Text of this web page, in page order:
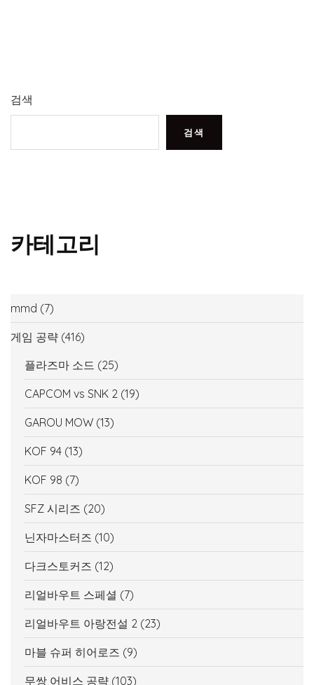
검색
검색
카테고리
mmd (7)
게임 공략 (416)
플라즈마 소드 (25)
CAPCOM vs SNK 2 (19)
GAROU MOW (13)
KOF 94 (13)
KOF 98 (7)
SFZ 시리즈 (20)
닌자마스터즈 (10)
다크스토커즈 (12)
리얼바우트 스페셜 (7)
리얼바우트 아랑전설 2 (23)
마블 슈퍼 히어로즈 (9)
무쌍 어비스 공략 (103)